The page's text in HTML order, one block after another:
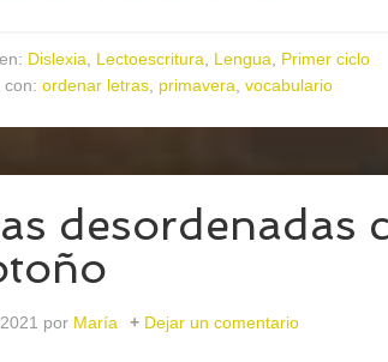
Dislexia Lectoescritura Lengua
Primer ciclo
con: ordenar letras primavera vocabulario
desordenadas
por María Dejar un comentario